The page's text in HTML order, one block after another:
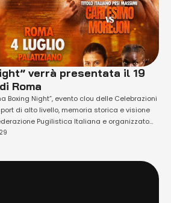
verrà presentata il 19
Roma
Boxing Night”, evento clou delle Celebrazioni
di alto livello, memoria storica e visione
Pugilistica Italiana e organizzato
(TAF) e De Carolis Promotions, che tornano